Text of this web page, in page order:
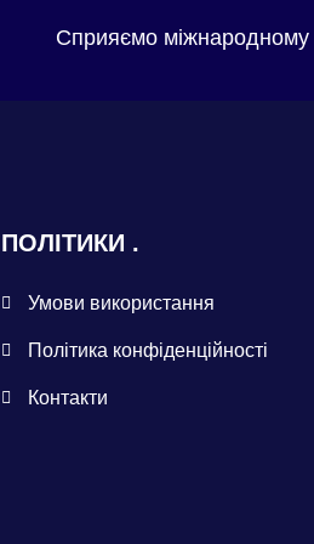
Сприяємо міжнародному
ПОЛІТИКИ
Умови використання
Політика конфіденційності
Контакти